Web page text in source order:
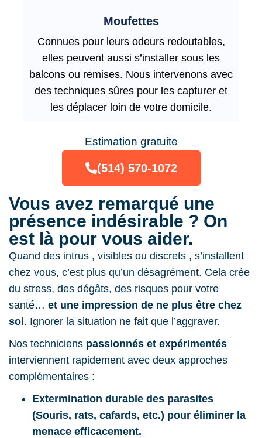
Moufettes
Connues pour leurs odeurs redoutables,
elles peuvent aussi s’installer sous les
balcons ou remises. Nous intervenons avec
des techniques sûres pour les capturer et
les déplacer loin de votre domicile.
Estimation gratuite
(514) 570-1072
Vous avez remarqué une
présence indésirable ? On
est là pour vous aider.
Quand des intrus , visibles ou discrets , s’installent
chez vous, c’est plus qu’un désagrément. Cela crée
du stress, des dégâts, des risques pour votre
santé… et une impression de ne plus être chez
soi. Ignorer la situation ne fait que l’aggraver.
Nos techniciens passionnés et expérimentés
interviennent rapidement avec deux approches
complémentaires :
Extermination durable des parasites
(Souris, rats, cafards, etc.) pour éliminer la
menace efficacement.